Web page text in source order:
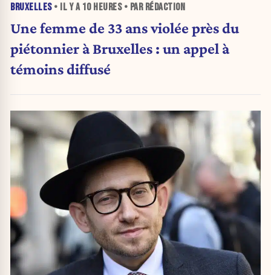
BRUXELLES• IL Y A 10 HEURES• PAR RÉDACTION
Une femme de 33 ans violée près du
piétonnier à Bruxelles : un appel à
témoins diffusé